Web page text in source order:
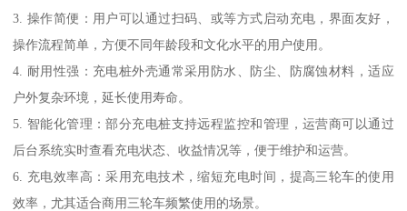
3. 操作简便：用户可以通过扫码、或等方式启动充电，界面友好，
操作流程简单，方便不同年龄段和文化水平的用户使用。
4. 耐用性强：充电桩外壳通常采用防水、防尘、防腐蚀材料，适应
户外复杂环境，延长使用寿命。
5. 智能化管理：部分充电桩支持远程监控和管理，运营商可以通过
后台系统实时查看充电状态、收益情况等，便于维护和运营。
6. 充电效率高：采用充电技术，缩短充电时间，提高三轮车的使用
效率，尤其适合商用三轮车频繁使用的场景。